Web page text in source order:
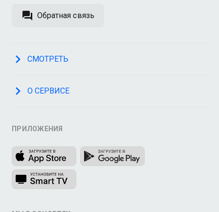
Обратная связь
СМОТРЕТЬ
О СЕРВИСЕ
ПРИЛОЖЕНИЯ